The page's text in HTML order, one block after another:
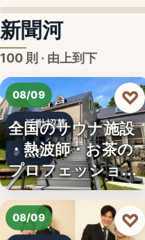
新聞河
100 則 · 由上到下
08/09
活動招募
文字
全国のサウナ施設
・熱波師・お茶の
プロフェッショナ
ル募集！…
♡
08/09 ♡